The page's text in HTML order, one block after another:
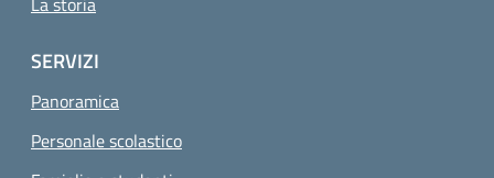
SERVIZI
Panoramica
Personale scolastico